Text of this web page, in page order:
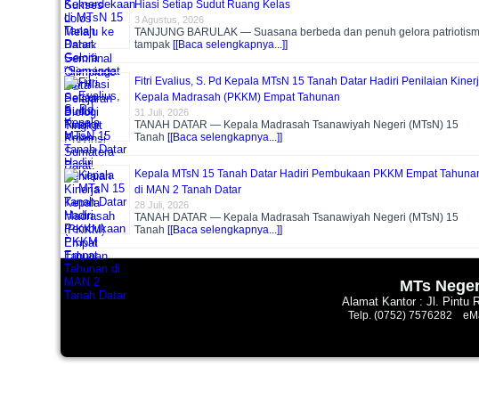
Hiasi Setiap Sudut Ruang Kelas
3 Agustus, 2026
TANJUNG BARULAK — Suasana berbeda dan penuh gelora
tampak [[Baca selengkapnya...]]
Fitri Evalius, S. Pd Kepala MTsN 15 Tanah Datar Hadiri Penilaian
Kepala Madrasah (PKKM) Empat Tahunan
31 Juli, 2026
TANAH DATAR — Kepala Madrasah Tsanawiyah Negeri (MTsN) 15
Tanah [[Baca selengkapnya...]]
Kepala MTsN 15 Tanah Datar Hadiri Pembukaan PKKM Empat
di MAN 2 Tanah Datar
28 Juli, 2026
TANAH DATAR — Kepala Madrasah Tsanawiyah Negeri (MTsN) 15
Tanah [[Baca selengkapnya...]]
MTs
Alamat Kantor : Jl. Pintu
Telp. (0752) 7576282